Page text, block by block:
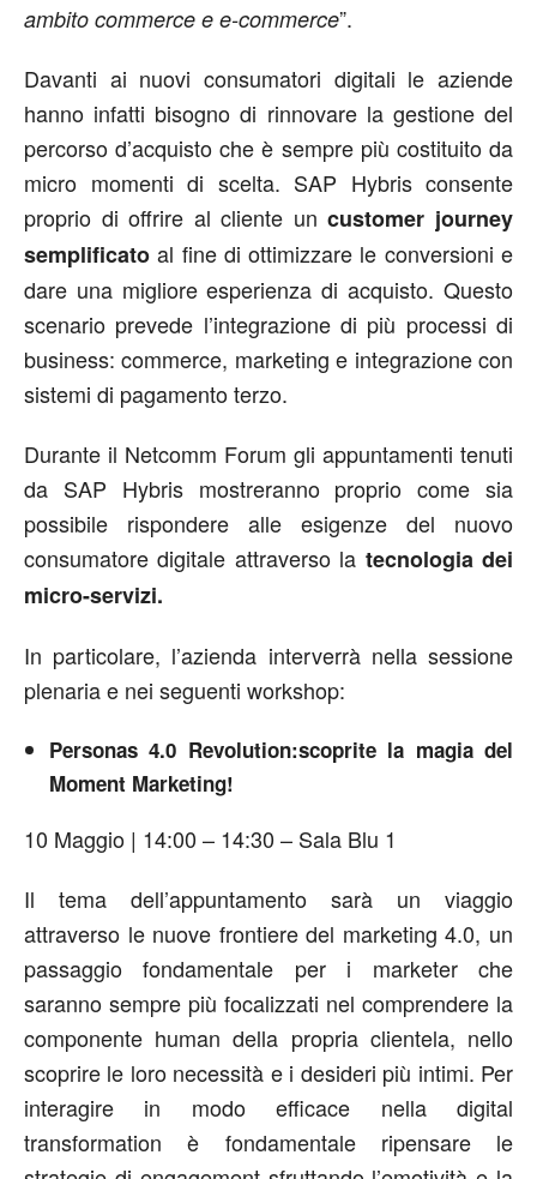
ambito commerce e e-commerce”.
Davanti ai nuovi consumatori digitali le aziende
hanno infatti bisogno di rinnovare la gestione del
percorso d’acquisto che è sempre più costituito da
micro momenti di scelta. SAP Hybris consente
proprio di offrire al cliente uncustomer journey
semplificato al fine di ottimizzare le conversioni e
dare una migliore esperienza di acquisto. Questo
scenario prevede l’integrazione di più processi di
business: commerce, marketing e integrazione con
sistemi di pagamento terzo.
Durante il Netcomm Forum gli appuntamenti tenuti
da SAP Hybris mostreranno proprio come sia
possibile rispondere alle esigenze del nuovo
consumatore digitale attraverso la tecnologia dei
micro-servizi.
In particolare, l’azienda interverrà nella sessione
plenaria e nei seguenti workshop:
Personas 4.0 Revolution:scoprite la magia del
Moment Marketing!
10 Maggio | 14:00 – 14:30 – Sala Blu 1
Il tema dell’appuntamento sarà un viaggio
attraverso le nuove frontiere del marketing 4.0, un
passaggio fondamentale per i marketer che
saranno sempre più focalizzati nel comprendere la
componente human della propria clientela, nello
scoprire le loro necessità e i desideri più intimi. Per
interagire in modo efficace nella digital
transformation è fondamentale ripensare le